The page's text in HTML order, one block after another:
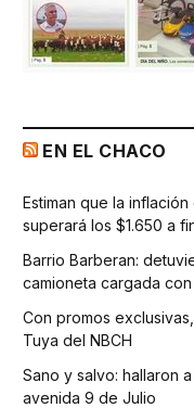
EN EL CHACO
Estiman que la
superará los $1.650 a
Barrio Barberan:
camioneta cargada
Con promos
Tuya del NBCH
Sano y salvo: hallaron
avenida 9 de Julio